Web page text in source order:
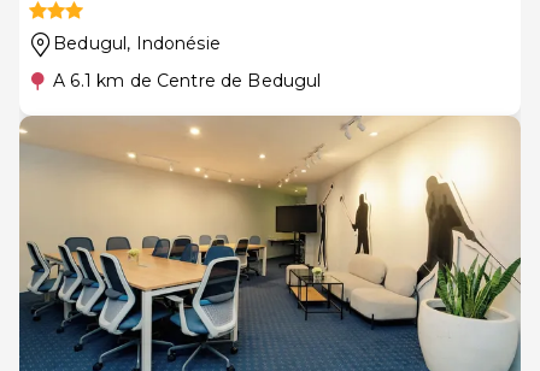
Bedugul, Indonésie
A 6.1 km de Centre de Bedugul